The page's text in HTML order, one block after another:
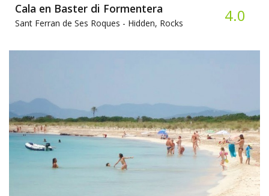
Cala en Baster di Formentera
Sant Ferran de Ses Roques - Hidden, Rocks 4.0